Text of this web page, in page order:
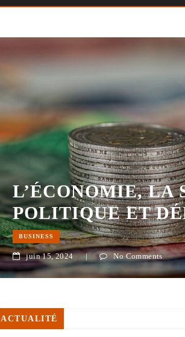
L’ÉCONOMIE, LA
POLITIQUE ET
BUSINESS
juin 15, 2024 | No Comments
ACTUALITÉ